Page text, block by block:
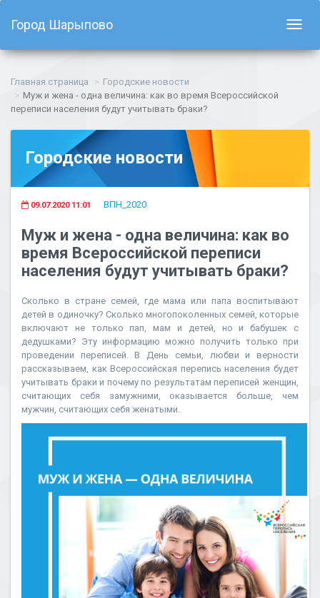
Город Шарыпово
Главная страница
Городские новости
Муж и жена - одна величина: как во время Всероссийской
переписи населения будут учитывать браки?
Городские новости
09.07.2020 11:01 ВПН_2020
Муж и жена - одна величина: как во
время Всероссийской переписи
населения будут учитывать браки?
Сколько в стране семей, где мама или папа воспитывают
детей в одиночку? Сколько многопоколенных семей, которые
включают не только пап, мам и детей, но и бабушек с
дедушками? Эту информацию можно получить только при
проведении переписей. В День семьи, любви и верности
рассказываем, как Всероссийская перепись населения будет
учитывать браки и почему по результатам переписей женщин,
считающих себя замужними, оказывается больше, чем
мужчин, считающих себя женатыми.